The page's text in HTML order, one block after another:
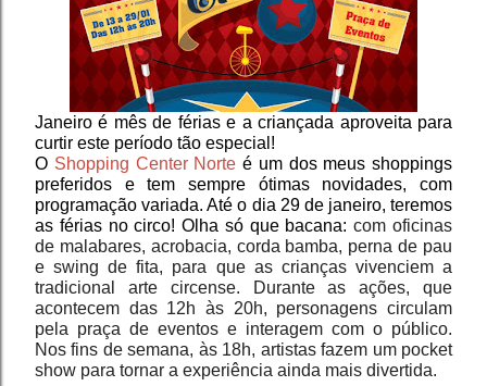
Janeiro é mês de férias e a criançada aproveita para
curtir este período tão especial!
O Shopping Center Norte é um dos meus shoppings
preferidos e tem sempre ótimas novidades, com
programação variada. Até o dia 29 de janeiro, teremos
as férias no circo! Olha só que bacana: com oficinas
de malabares, acrobacia, corda bamba, perna de pau
e swing de fita, para que as crianças vivenciem a
tradicional arte circense. Durante as ações, que
acontecem das 12h às 20h, personagens circulam
pela praça de eventos e interagem com o público.
Nos fins de semana, às 18h, artistas fazem um pocket
show para tornar a experiência ainda mais divertida.